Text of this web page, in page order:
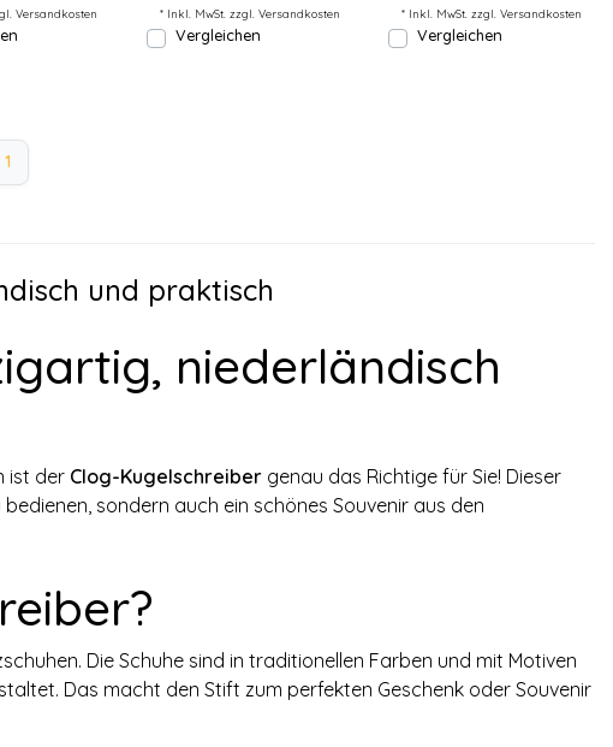
Versandkosten * Inkl. MwSt. zzgl. Versandkosten
Vergleichen
* Inkl. MwSt. zzgl.Versandkosten
Vergleichen
1
und praktisch
niederländisch
ist der Clog-Kugelschreiber genau das Richtige für Sie! Dieser
sondern auch ein schönes Souvenir aus den
Die Schuhe sind in traditionellen Farben und mit Motiven
Das macht den Stift zum perfekten Geschenk oder Souvenir